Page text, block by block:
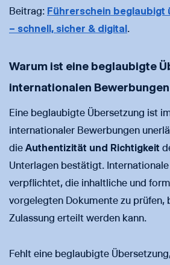
Beitrag: Führerschein beglaubigt
– schnell, sicher & digital.
Warum ist eine beglaubigte
internationalen
Eine beglaubigte Übersetzung ist
internationaler Bewerbungen
die Authentizität und Richtigkeit
Unterlagen bestätigt.
verpflichtet, die inhaltliche und
vorgelegten Dokumente zu prüfen,
Zulassung erteilt werden kann.
Fehlt eine beglaubigte